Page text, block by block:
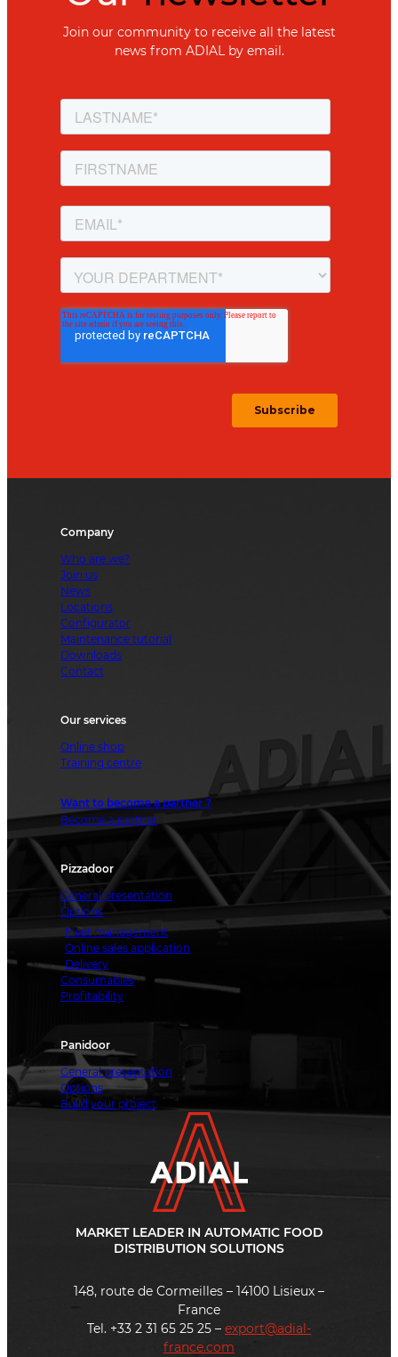
Join our community to receive all the latest
news from ADIAL by email.
Company
Who are we?
Join us
News
Locations
Configurator
Maintenance tutorial
Downloads
Contact
Our services
Online shop
Training centre
Want to become a partner ?
Become a partner
Pizzadoor
General presentation
Options
Fleet management
Online sales application
Delivery
Consumables
Profitability
Panidoor
General presentation
Options
Build your project
MARKET LEADER IN AUTOMATIC FOOD
DISTRIBUTION SOLUTIONS
148, route de Cormeilles – 14100 Lisieux –
France
Tel. +33 2 31 65 25 25 – export@adial-
france.com